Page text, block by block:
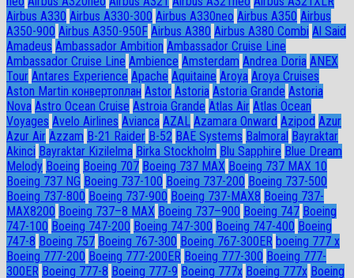
Airbus A330 Airbus A330-300 Airbus A330neo Airbus A350 Airbus
A350-900 Airbus A350-950F Airbus A380 Airbus A380 Combi Al Said
Amadeus Ambassador Ambition Ambassador Cruise Line
Ambassador Сruise Line Ambience Amsterdam Andrea Doria ANEX
Tour Antares Experience Apache Aquitaine Aroya Aroya Cruises
Aston Martin конвертоплан Astor Astoria Astoria Grande Astoria
Nova Astro Ocean Cruise Astroia Grande Atlas Air Atlas Ocean
Voyages Avelo Airlines Avianca AZAL Azamara Onward Azipod Azur
Azur Air Azzam B-21 Raider B-52 BAE Systems Balmoral Bayraktar
Akinci Bayraktar Kizilelma Birka Stockholm Blu Sapphire Blue Dream
Melody Boeing Boeing 707 Boeing 737 MAX Boeing 737 MAX 10
Boeing 737 NG Boeing 737-100 Boeing 737-200 Boeing 737-500
Boeing 737-800 Boeing 737-900 Boeing 737-MAX8 Boeing 737-
MAX8200 Boeing 737–8 MAX Boeing 737–900 Boeing 747 Boeing
747-100 Boeing 747-200 Boeing 747-300 Boeing 747-400 Boeing
747-8 Boeing 757 Boeing 767-300 Boeing 767-300ER boeing 777 x
Boeing 777-200 Boeing 777-200ER Boeing 777-300 Boeing 777-
300ER Boeing 777-8 Boeing 777-9 Boeing 777x Boeing 777х Boeing